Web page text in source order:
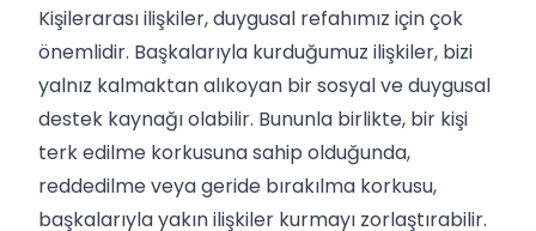
Kişilerarası ilişkiler, duygusal refahımız için çok
önemlidir. Başkalarıyla kurduğumuz ilişkiler, bizi
yalnız kalmaktan alıkoyan bir sosyal ve duygusal
destek kaynağı olabilir. Bununla birlikte, bir kişi
terk edilme korkusuna sahip olduğunda,
reddedilme veya geride bırakılma korkusu,
başkalarıyla yakın ilişkiler kurmayı zorlaştırabilir.